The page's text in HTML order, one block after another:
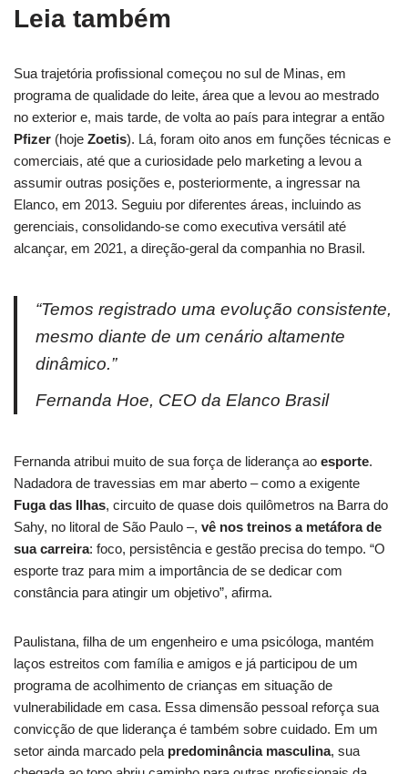
Leia também
Sua trajetória profissional começou no sul de Minas, em
programa de qualidade do leite, área que a levou ao mestrado
no exterior e, mais tarde, de volta ao país para integrar a então
Pfizer (hoje Zoetis). Lá, foram oito anos em funções técnicas e
comerciais, até que a curiosidade pelo marketing a levou a
assumir outras posições e, posteriormente, a ingressar na
Elanco, em 2013. Seguiu por diferentes áreas, incluindo as
gerenciais, consolidando-se como executiva versátil até
alcançar, em 2021, a direção-geral da companhia no Brasil.
“Temos registrado uma evolução consistente,
mesmo diante de um cenário altamente
dinâmico.”
Fernanda Hoe, CEO da Elanco Brasil
Fernanda atribui muito de sua força de liderança ao esporte.
Nadadora de travessias em mar aberto – como a exigente
Fuga das Ilhas, circuito de quase dois quilômetros na Barra do
Sahy, no litoral de São Paulo –, vê nos treinos a metáfora de
sua carreira: foco, persistência e gestão precisa do tempo. “O
esporte traz para mim a importância de se dedicar com
constância para atingir um objetivo”, afirma.
Paulistana, filha de um engenheiro e uma psicóloga, mantém
laços estreitos com família e amigos e já participou de um
programa de acolhimento de crianças em situação de
vulnerabilidade em casa. Essa dimensão pessoal reforça sua
convicção de que liderança é também sobre cuidado. Em um
setor ainda marcado pela predominância masculina, sua